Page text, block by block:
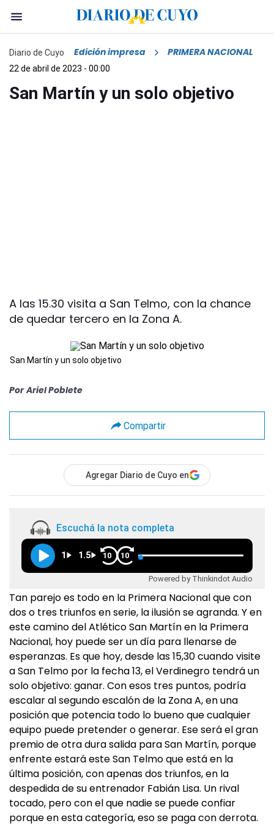
Diario de Cuyo Edición impresa PRIMERA NACIONAL
22 de abril de 2023 - 00:00
San Martín y un solo objetivo
A las 15.30 visita a San Telmo, con la chance
de quedar tercero en la Zona A.
San Martín y un solo objetivo
Por Ariel Poblete
Compartir
Agregar Diario de Cuyo en
Escuchá la nota completa
1 1.5 10 10
Powered by Thinkindot Audio
Tan parejo es todo en la Primera Nacional que con
dos o tres triunfos en serie, la ilusión se agranda. Y en
este camino del Atlético San Martín en la Primera
Nacional, hoy puede ser un día para llenarse de
esperanzas. Es que hoy, desde las 15,30 cuando visite
a San Telmo por la fecha 13, el Verdinegro tendrá un
solo objetivo: ganar. Con esos tres puntos, podría
escalar al segundo escalón de la Zona A, en una
posición que potencia todo lo bueno que cualquier
equipo puede pretender o generar. Ese será el gran
premio de otra dura salida para San Martín, porque
enfrente estará este San Telmo que está en la
última posición, con apenas dos triunfos, en la
despedida de su entrenador Fabián Lisa. Un rival
tocado, pero con el que nadie se puede confiar
porque en esta categoría, eso se paga con derrota.